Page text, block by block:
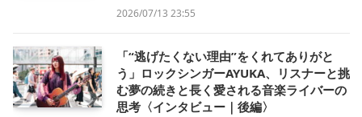
2026/07/13 23:55
「“逃げたくない理由”をくれてありがと
う」ロックシンガーAYUKA、リスナーと挑
む夢の続きと長く愛される音楽ライバーの
思考〈インタビュー｜後編〉